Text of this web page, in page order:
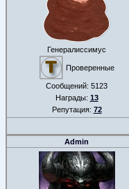
Генералиссимус
Проверенные
Сообщений: 5123
Награды: 13
Репутация: 72
Admin